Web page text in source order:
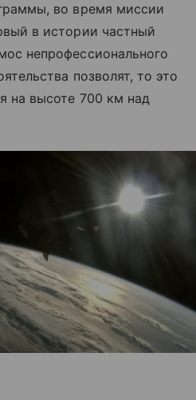
во время миссии
в истории частный
непрофессионального
позволят, то это
на высоте 700 км над